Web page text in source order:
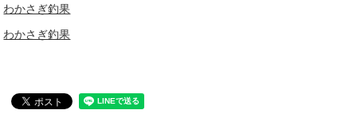
わかさぎ釣果
わかさぎ釣果